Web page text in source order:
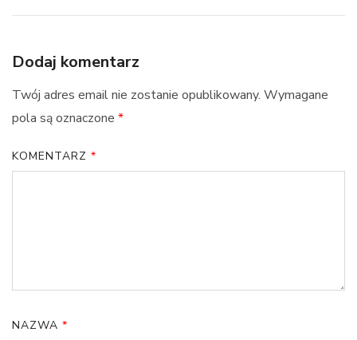
Dodaj komentarz
Twój adres email nie zostanie opublikowany. Wymagane
pola są oznaczone *
KOMENTARZ *
NAZWA *